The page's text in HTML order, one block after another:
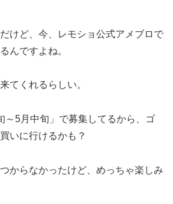
けど、今、レモショ公式アメブロで
んですよね。
てくれるらしい。
～5月中旬」で募集してるから、ゴ
いに行けるかも？
からなかったけど、めっちゃ楽しみ